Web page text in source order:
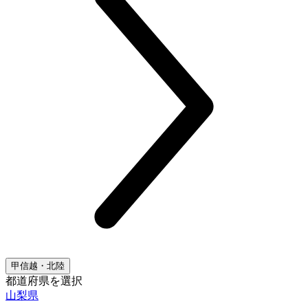
甲信越・北陸
都道府県を選択
山梨県